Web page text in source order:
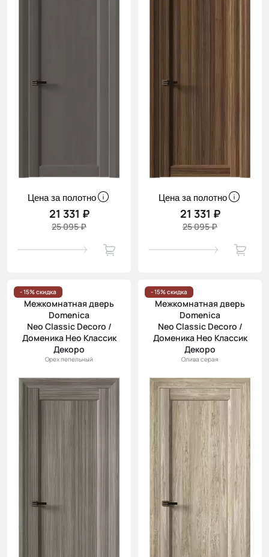
Цена за полотно
21 331 ₽
25 095 ₽
Цена за полотно
21 331 ₽
25 095 ₽
- 15% скидка
Межкомнатная дверь
Domenica
Neo Classic Decoro /
Доменика Нео Классик
Декоро
Орех пепельный
- 15% скидка
Межкомнатная дверь
Domenica
Neo Classic Decoro /
Доменика Нео Классик
Декоро
Олива серая